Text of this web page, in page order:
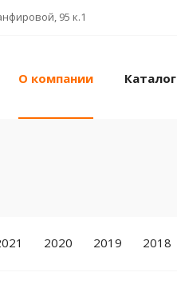
95 к.1
О компании Каталог
2020 2019 2018